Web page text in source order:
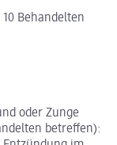
Behandelten
oder Zunge
betreffen):